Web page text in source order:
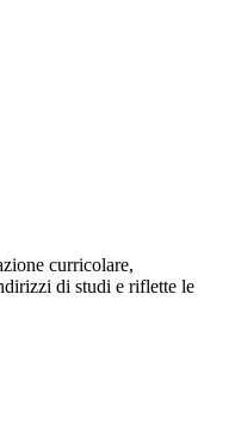
curricolare,
di studi e riflette le